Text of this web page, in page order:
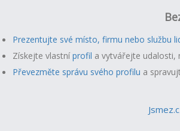
Prezentujte své místo, firmu nebo službu
Získejte vlastní profil a vytvářejte udalosti,
Převezměte správu svého profilu a